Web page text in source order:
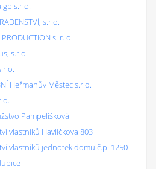
gp s.r.o.
s.r.o.
s. r. o.
s.r.o.
Heřmanův Městec s.r.o.
Pampelišková
vlastníků Havlíčkova 803
vlastníků jednotek domu č.p. 1250